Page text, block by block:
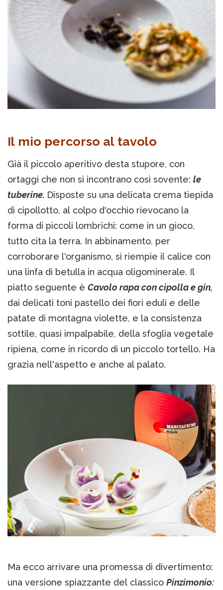
Il mio percorso al tavolo
Già il piccolo aperitivo desta stupore, con
ortaggi che non si incontrano così sovente: le
tuberine. Disposte su una delicata crema tiepida
di cipollotto, al colpo d'occhio rievocano la
forma di piccoli lombrichi: come in un gioco,
tutto cita la terra. In abbinamento, per
corroborare l'organismo, si riempie il calice con
una linfa di betulla in acqua oligominerale. Il
piatto seguente è Cavolo rapa con cipolla e gin,
dai delicati toni pastello dei fiori eduli e delle
patate di montagna violette, e la consistenza
sottile, quasi impalpabile, della sfoglia vegetale
ripiena, come in ricordo di un piccolo tortello. Ha
grazia nell'aspetto e anche al palato.
Ma ecco arrivare una promessa di divertimento:
una versione spiazzante del classico Pinzimonio: